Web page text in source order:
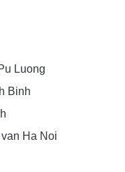
Luong
Binh
Ha Noi